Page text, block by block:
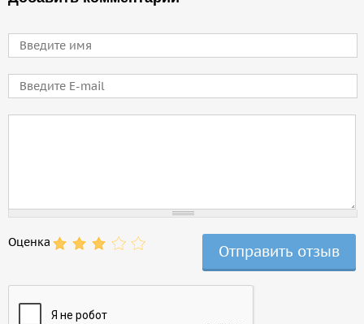
Имя
E-mail
Оценка